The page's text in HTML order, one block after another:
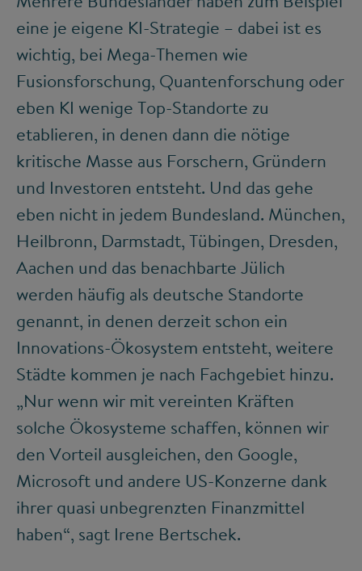
eine je eigene KI-Strategie – dabei ist es
wichtig, bei Mega-Themen wie
Fusionsforschung, Quantenforschung oder
eben KI wenige Top-Standorte zu
etablieren, in denen dann die nötige
kritische Masse aus Forschern, Gründern
und Investoren entsteht. Und das gehe
eben nicht in jedem Bundesland. München,
Heilbronn, Darmstadt, Tübingen, Dresden,
Aachen und das benachbarte Jülich
werden häufig als deutsche Standorte
genannt, in denen derzeit schon ein
Innovations-Ökosystem entsteht, weitere
Städte kommen je nach Fachgebiet hinzu.
„Nur wenn wir mit vereinten Kräften
solche Ökosysteme schaffen, können wir
den Vorteil ausgleichen, den Google,
Microsoft und andere US-Konzerne dank
ihrer quasi unbegrenzten Finanzmittel
haben“, sagt Irene Bertschek.